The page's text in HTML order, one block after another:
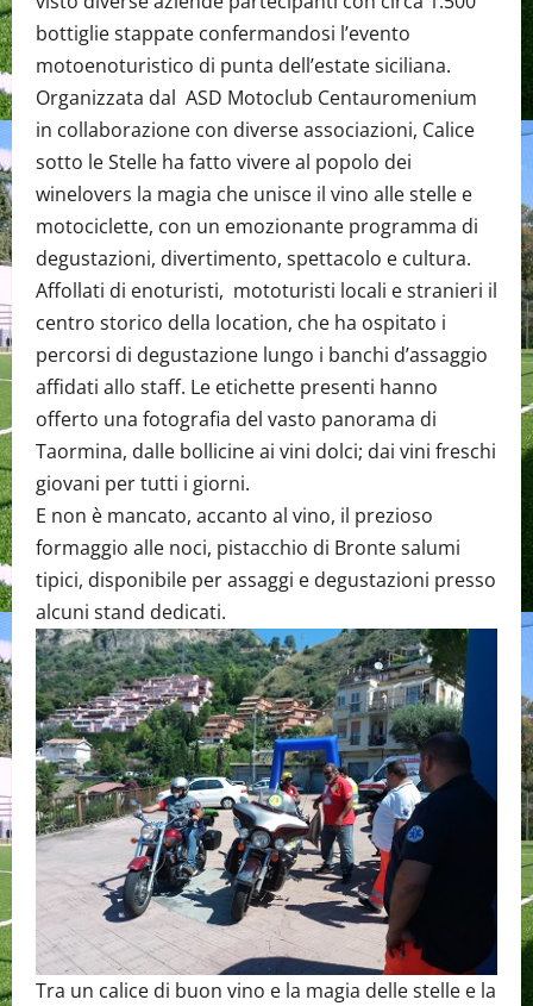
bottiglie stappate confermandosi l’evento
motoenoturistico di punta dell’estate siciliana.
Organizzata dal ASD Motoclub Centauromenium
in collaborazione con diverse associazioni, Calice
sotto le Stelle ha fatto vivere al popolo dei
winelovers la magia che unisce il vino alle stelle e
motociclette, con un emozionante programma di
degustazioni, divertimento, spettacolo e cultura.
Affollati di enoturisti, mototuristi locali e stranieri il
centro storico della location, che ha ospitato i
percorsi di degustazione lungo i banchi d’assaggio
affidati allo staff. Le etichette presenti hanno
offerto una fotografia del vasto panorama di
Taormina, dalle bollicine ai vini dolci; dai vini freschi
giovani per tutti i giorni.
E non è mancato, accanto al vino, il prezioso
formaggio alle noci, pistacchio di Bronte salumi
tipici, disponibile per assaggi e degustazioni presso
alcuni stand dedicati.
Tra un calice di buon vino e la magia delle stelle e la